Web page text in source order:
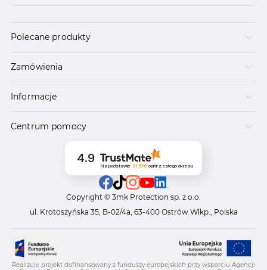
Polecane produkty
Zamówienia
Informacje
Centrum pomocy
4.9
Na podstawie 21 578 opinii z całego okresu
Copyright © 3mk Protection sp. z o.o.
ul. Krotoszyńska 35, B-02/4a, 63-400 Ostrów Wlkp., Polska
Realizuje projekt dofinansowany z funduszy europejskich przy wsparciu Agencji